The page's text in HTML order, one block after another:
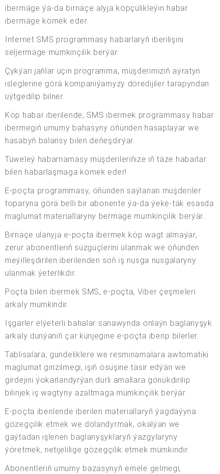
ibermäge ýa-da birnäçe alyja köpçülikleýin habar
ibermäge kömek eder.
Internet SMS programmasy habarlaryň iberilişini
seljermäge mümkinçilik berýär.
Çykýan jaňlar üçin programma, müşderimiziň aýratyn
isleglerine görä kompaniýamyzy döredijiler tarapyndan
üýtgedilip bilner.
Köp habar iberilende, SMS ibermek programmasy habar
ibermegiň umumy bahasyny öňünden hasaplaýar we
hasabyň balansy bilen deňeşdirýär.
Tüweleý habarnamasy müşderileriňize iň täze habarlar
bilen habarlaşmaga kömek eder!
E-poçta programmasy, öňünden saýlanan müşderiler
toparyna görä belli bir abonente ýa-da ýeke-täk esasda
maglumat materiallaryny bermäge mümkinçilik berýär.
Birnäçe ulanyja e-poçta ibermek köp wagt almaýar,
zerur abonentleriň süzgüçlerini ulanmak we öňünden
meýilleşdirilen iberilenden soň iş nusga nusgalaryny
ulanmak ýeterlikdir.
Poçta bilen ibermek SMS, e-poçta, Viber çeşmeleri
arkaly mümkindir.
Işgärler elýeterli bahalar sanawynda onlaýn baglanyşyk
arkaly dünýäniň çar künjegine e-poçta iberip bilerler.
Tablisalara, gündeliklere we resminamalara awtomatiki
maglumat girizilmegi, işiň ösüşine täsir edýän we
girdejini ýokarlandyrýan dürli amallara gönükdirilip
bilinjek iş wagtyny azaltmaga mümkinçilik berýär.
E-poçta iberilende iberilen materiallaryň ýagdaýyna
gözegçilik etmek we dolandyrmak, okalýan we
gaýtadan işlenen baglanyşyklaryň ýazgylaryny
ýöretmek, netijelilige gözegçilik etmek mümkindir.
Abonentleriň umumy bazasynyň emele gelmegi,